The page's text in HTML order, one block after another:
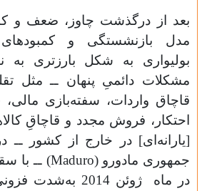
بعد از درگذشت چاوز، ضعف و
مدل بازنشستگی و کمبودهای
بولیواری به شکل بارزتری به
مشکلات دائمیِ پنهان ــ مثل
قاچاق واردات، سفته‌بازی مالی،
احتکار، فروش مجدد و قاچاقِ
[یارانه‌ای] در خارج از کشور ــ
جمهوری مادورو (Maduro) ــ با
در ماه
ژوئن 2014